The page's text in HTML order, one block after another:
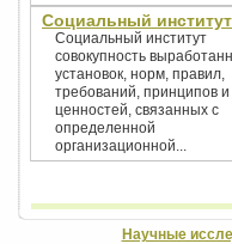
Социальный институт
Социальный институт
совокупность
установок, норм, правил,
требований, принципов и
ценностей, связанных с
определенной
организационной...
Научные